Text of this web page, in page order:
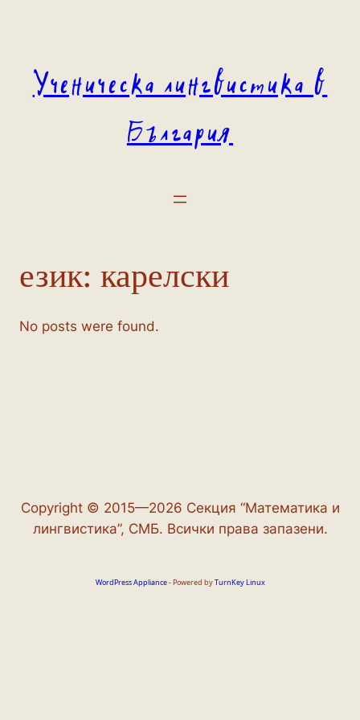
Ученическа лингвистика в
България
език: карелски
No posts were found.
Copyright © 2015—2026 Секция “Математика и
лингвистика”, СМБ. Всички права запазени.
WordPress Appliance- Powered byTurnKey Linux